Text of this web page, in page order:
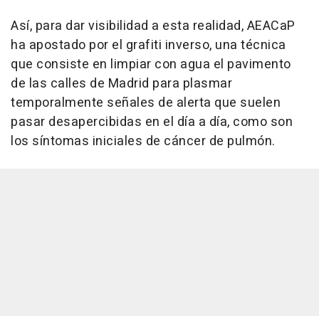
Así, para dar visibilidad a esta realidad, AEACaP
ha apostado por el grafiti inverso, una técnica
que consiste en limpiar con agua el pavimento
de las calles de Madrid para plasmar
temporalmente señales de alerta que suelen
pasar desapercibidas en el día a día, como son
los síntomas iniciales de cáncer de pulmón.